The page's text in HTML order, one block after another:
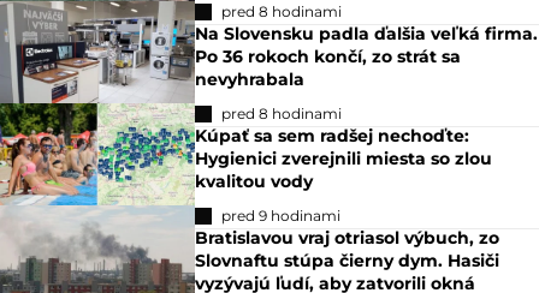
pred 8 hodinami
Na Slovensku padla ďalšia veľká firma.
Po 36 rokoch končí, zo strát sa
nevyhrabala
pred 8 hodinami
Kúpať sa sem radšej nechoďte:
Hygienici zverejnili miesta so zlou
kvalitou vody
pred 9 hodinami
Bratislavou vraj otriasol výbuch, zo
Slovnaftu stúpa čierny dym. Hasiči
vyzývajú ľudí, aby zatvorili okná